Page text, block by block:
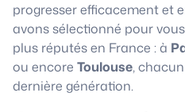
progresser efficacement et
avons sélectionné pour
plus réputés en France : à
ou encore Toulouse,
dernière génération.